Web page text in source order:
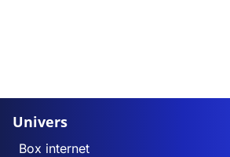
Univers
Box internet